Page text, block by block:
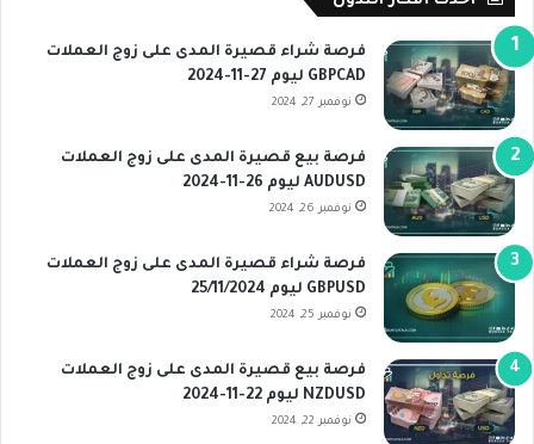
فرصة شراء قصيرة المدى على زوج العملات
GBPCAD ليوم 27-11-2024
نوفمبر 27, 2024
فرصة بيع قصيرة المدى على زوج العملات
AUDUSD ليوم 26-11-2024
نوفمبر 26, 2024
فرصة شراء قصيرة المدى على زوج العملات
GBPUSD ليوم 25/11/2024
نوفمبر 25, 2024
فرصة بيع قصيرة المدى على زوج العملات
NZDUSD ليوم 22-11-2024
نوفمبر 22, 2024